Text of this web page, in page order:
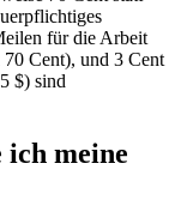
für die Arbeit
Cent), und 3 Cent
$) sind
ich meine